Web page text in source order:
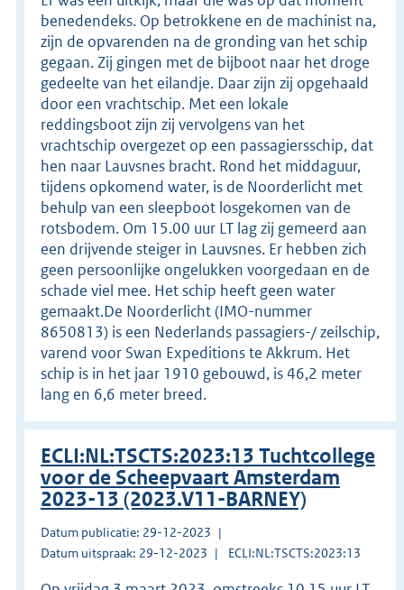
benedendeks. Op betrokkene en de machinist na,
zijn de opvarenden na de gronding van het schip
gegaan. Zij gingen met de bijboot naar het droge
gedeelte van het eilandje. Daar zijn zij opgehaald
door een vrachtschip. Met een lokale
reddingsboot zijn zij vervolgens van het
vrachtschip overgezet op een passagiersschip, dat
hen naar Lauvsnes bracht. Rond het middaguur,
tijdens opkomend water, is de Noorderlicht met
behulp van een sleepboot losgekomen van de
rotsbodem. Om 15.00 uur LT lag zij gemeerd aan
een drijvende steiger in Lauvsnes. Er hebben zich
geen persoonlijke ongelukken voorgedaan en de
schade viel mee. Het schip heeft geen water
gemaakt.De Noorderlicht (IMO-nummer
8650813) is een Nederlands passagiers-/ zeilschip,
varend voor Swan Expeditions te Akkrum. Het
schip is in het jaar 1910 gebouwd, is 46,2 meter
lang en 6,6 meter breed.
ECLI:NL:TSCTS:2023:13 Tuchtcollege
voor de Scheepvaart Amsterdam
2023-13 (2023.V11-BARNEY)
Datum publicatie: 29-12-2023
Datum uitspraak: 29-12-2023
ECLI:NL:TSCTS:2023:13